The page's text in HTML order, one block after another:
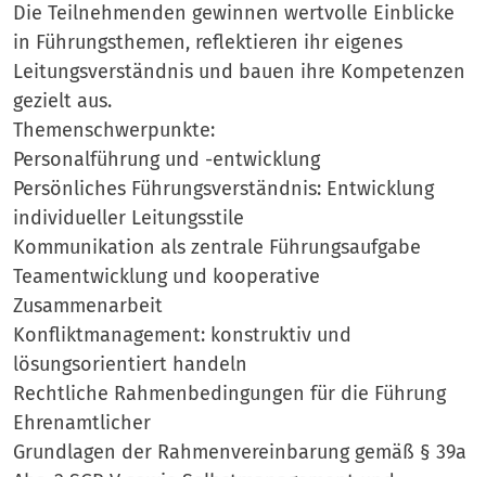
Die Teilnehmenden gewinnen wertvolle Einblicke
in Führungsthemen, reflektieren ihr eigenes
Leitungsverständnis und bauen ihre Kompetenzen
gezielt aus.
Themenschwerpunkte:
Personalführung und -entwicklung
Persönliches Führungsverständnis: Entwicklung
individueller Leitungsstile
Kommunikation als zentrale Führungsaufgabe
Teamentwicklung und kooperative
Zusammenarbeit
Konfliktmanagement: konstruktiv und
lösungsorientiert handeln
Rechtliche Rahmenbedingungen für die Führung
Ehrenamtlicher
Grundlagen der Rahmenvereinbarung gemäß § 39a